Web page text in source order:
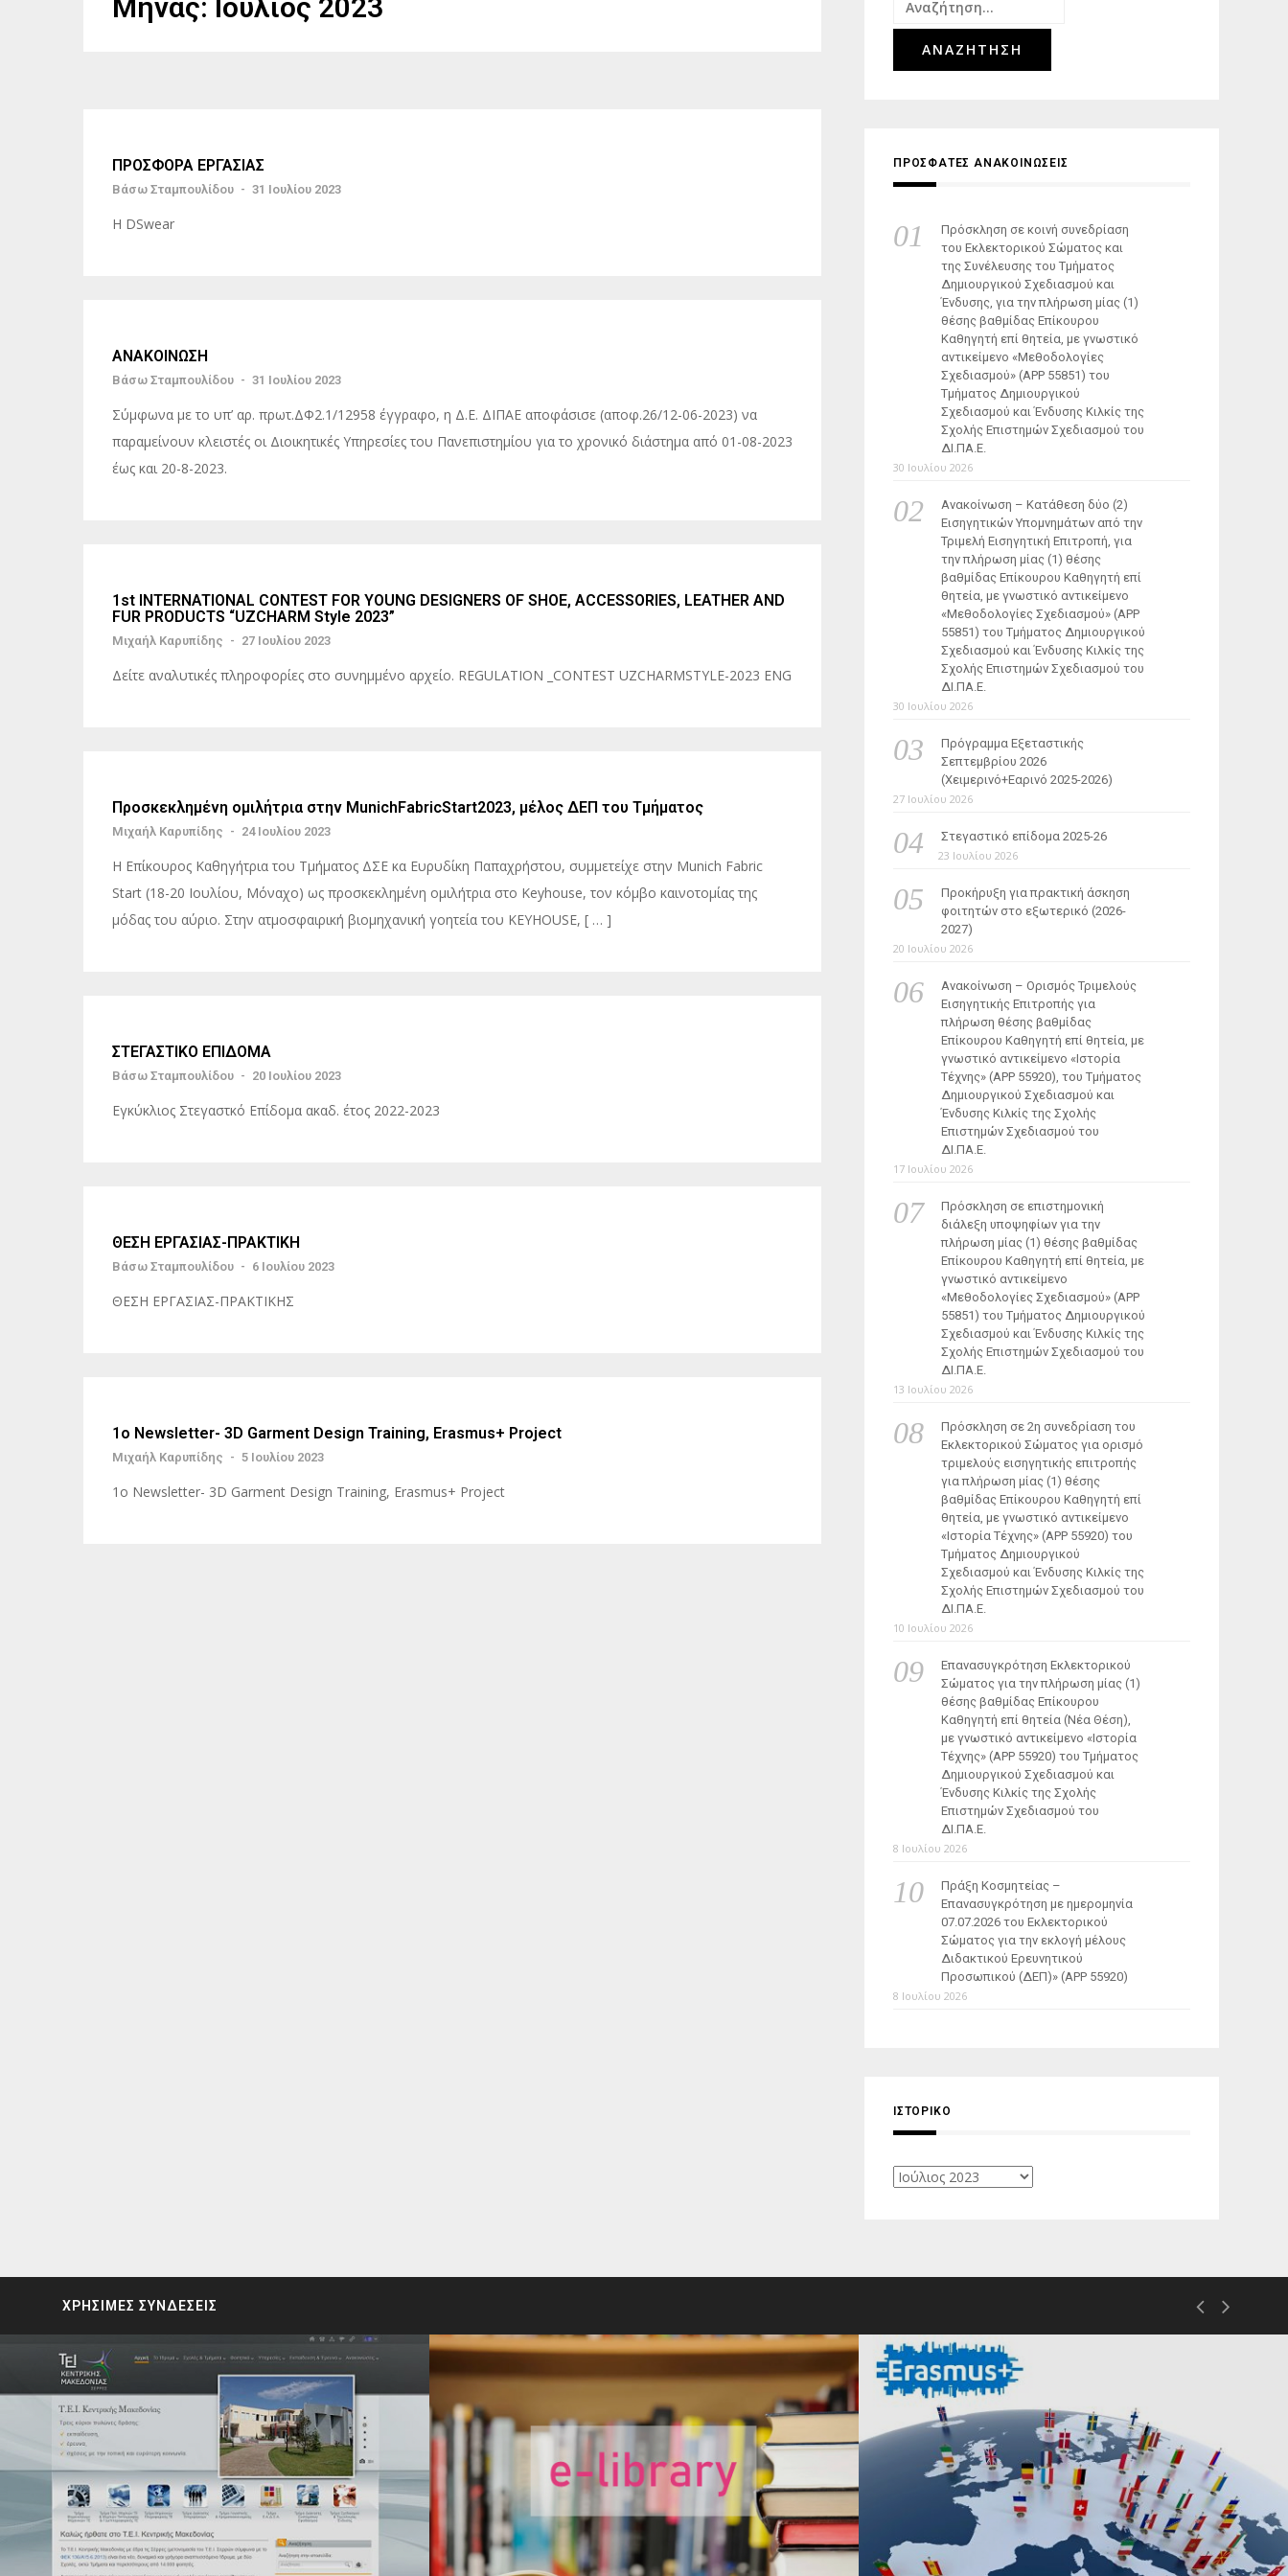
Μήνας: Ιούλιος 2023
ΠΡΟΣΦΟΡΑ ΕΡΓΑΣΙΑΣ
Βάσω Σταμπουλίδου - 31 Ιουλίου 2023
Η DSwear
ΑΝΑΚΟΙΝΩΣΗ
Βάσω Σταμπουλίδου - 31 Ιουλίου 2023
Σύμφωνα με το υπ’ αρ. πρωτ.ΔΦ2.1/12958 έγγραφο, η Δ.Ε. ΔΙΠΑΕ αποφάσισε (αποφ.26/12-06-2023) να
παραμείνουν κλειστές οι Διοικητικές Υπηρεσίες του Πανεπιστημίου για το χρονικό διάστημα από 01-08-2023
έως και 20-8-2023.
1st INTERNATIONAL CONTEST FOR YOUNG DESIGNERS OF SHOE, ACCESSORIES, LEATHER AND
FUR PRODUCTS “UZCHARM Style 2023”
Μιχαήλ Καρυπίδης - 27 Ιουλίου 2023
Δείτε αναλυτικές πληροφορίες στο συνημμένο αρχείο. REGULATION _CONTEST UZCHARMSTYLE-2023 ENG
Προσκεκλημένη ομιλήτρια στην MunichFabricStart2023, μέλος ΔΕΠ του Τμήματος
Μιχαήλ Καρυπίδης - 24 Ιουλίου 2023
H Επίκουρος Καθηγήτρια του Τμήματος ΔΣΕ κα Ευρυδίκη Παπαχρήστου, συμμετείχε στην Munich Fabric
Start (18-20 Ιουλίου, Μόναχο) ως προσκεκλημένη ομιλήτρια στο Keyhouse, τον κόμβο καινοτομίας της
μόδας του αύριο. Στην ατμοσφαιρική βιομηχανική γοητεία του KEYHOUSE, [ … ]
ΣΤΕΓΑΣΤΙΚΟ ΕΠΙΔΟΜΑ
Βάσω Σταμπουλίδου - 20 Ιουλίου 2023
Εγκύκλιος Στεγαστκό Επίδομα ακαδ. έτος 2022-2023
ΘΕΣΗ ΕΡΓΑΣΙΑΣ-ΠΡΑΚΤΙΚΗ
Βάσω Σταμπουλίδου - 6 Ιουλίου 2023
ΘΕΣΗ ΕΡΓΑΣΙΑΣ-ΠΡΑΚΤΙΚΗΣ
1o Newsletter- 3D Garment Design Training, Erasmus+ Project
Μιχαήλ Καρυπίδης - 5 Ιουλίου 2023
1o Newsletter- 3D Garment Design Training, Erasmus+ Project
για:
ΠΡΟΣΦΑΤΕΣ ΑΝΑΚΟΙΝΩΣΕΙΣ
Πρόσκληση σε κοινή συνεδρίαση
του Εκλεκτορικού Σώματος και
της Συνέλευσης του Τμήματος
Δημιουργικού Σχεδιασμού και
Ένδυσης, για την πλήρωση μίας (1)
θέσης βαθμίδας Επίκουρου
Καθηγητή επί θητεία, με γνωστικό
αντικείμενο «Μεθοδολογίες
Σχεδιασμού» (ΑΡΡ 55851) του
Τμήματος Δημιουργικού
Σχεδιασμού και Ένδυσης Κιλκίς της
Σχολής Επιστημών Σχεδιασμού του
ΔΙ.ΠΑ.Ε.
30 Ιουλίου 2026
Ανακοίνωση – Κατάθεση δύο (2)
Εισηγητικών Υπομνημάτων από την
Τριμελή Εισηγητική Επιτροπή, για
την πλήρωση μίας (1) θέσης
βαθμίδας Επίκουρου Καθηγητή επί
θητεία, με γνωστικό αντικείμενο
«Μεθοδολογίες Σχεδιασμού» (ΑΡΡ
55851) του Τμήματος Δημιουργικού
Σχεδιασμού και Ένδυσης Κιλκίς της
Σχολής Επιστημών Σχεδιασμού του
ΔΙ.ΠΑ.Ε.
30 Ιουλίου 2026
Πρόγραμμα Εξεταστικής
Σεπτεμβρίου 2026
(Χειμερινό+Εαρινό 2025-2026)
27 Ιουλίου 2026
Στεγαστικό επίδομα 2025-26
23 Ιουλίου 2026
Προκήρυξη για πρακτική άσκηση
φοιτητών στο εξωτερικό (2026-
2027)
20 Ιουλίου 2026
Ανακοίνωση – Ορισμός Τριμελούς
Εισηγητικής Επιτροπής για
πλήρωση θέσης βαθμίδας
Επίκουρου Καθηγητή επί θητεία, με
γνωστικό αντικείμενο «Ιστορία
Τέχνης» (ΑΡΡ 55920), του Τμήματος
Δημιουργικού Σχεδιασμού και
Ένδυσης Κιλκίς της Σχολής
Επιστημών Σχεδιασμού του
ΔΙ.ΠΑ.Ε.
17 Ιουλίου 2026
Πρόσκληση σε επιστημονική
διάλεξη υποψηφίων για την
πλήρωση μίας (1) θέσης βαθμίδας
Επίκουρου Καθηγητή επί θητεία, με
γνωστικό αντικείμενο
«Μεθοδολογίες Σχεδιασμού» (ΑΡΡ
55851) του Τμήματος Δημιουργικού
Σχεδιασμού και Ένδυσης Κιλκίς της
Σχολής Επιστημών Σχεδιασμού του
ΔΙ.ΠΑ.Ε.
13 Ιουλίου 2026
Πρόσκληση σε 2η συνεδρίαση του
Εκλεκτορικού Σώματος για ορισμό
τριμελούς εισηγητικής επιτροπής
για πλήρωση μίας (1) θέσης
βαθμίδας Επίκουρου Καθηγητή επί
θητεία, με γνωστικό αντικείμενο
«Ιστορία Τέχνης» (ΑΡΡ 55920) του
Τμήματος Δημιουργικού
Σχεδιασμού και Ένδυσης Κιλκίς της
Σχολής Επιστημών Σχεδιασμού του
ΔΙ.ΠΑ.Ε.
10 Ιουλίου 2026
Επανασυγκρότηση Εκλεκτορικού
Σώματος για την πλήρωση μίας (1)
θέσης βαθμίδας Επίκουρου
Καθηγητή επί θητεία (Νέα Θέση),
με γνωστικό αντικείμενο «Ιστορία
Τέχνης» (ΑΡΡ 55920) του Τμήματος
Δημιουργικού Σχεδιασμού και
Ένδυσης Κιλκίς της Σχολής
Επιστημών Σχεδιασμού του
ΔΙ.ΠΑ.Ε.
8 Ιουλίου 2026
Πράξη Κοσμητείας –
Επανασυγκρότηση με ημερομηνία
07.07.2026 του Εκλεκτορικού
Σώματος για την εκλογή μέλους
Διδακτικού Ερευνητικού
Προσωπικού (ΔΕΠ)» (APP 55920)
8 Ιουλίου 2026
ΙΣΤΟΡΙΚΌ
Ιστορικό
ΧΡΗΣΙΜΕΣ ΣΥΝΔΕΣΕΙΣ